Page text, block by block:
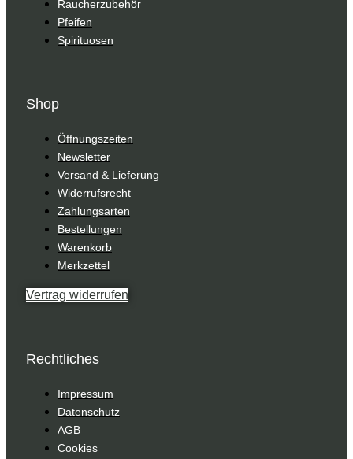
Raucherzubehör
Pfeifen
Spirituosen
Shop
Öffnungszeiten
Newsletter
Versand & Lieferung
Widerrufsrecht
Zahlungsarten
Bestellungen
Warenkorb
Merkzettel
Vertrag widerrufen
Rechtliches
Impressum
Datenschutz
AGB
Cookies